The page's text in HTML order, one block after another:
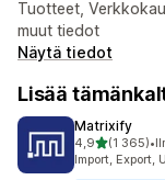
Tuotteet,
muut tiedot
Näytä tiedot
Lisää
Matrixify
4,9/ 5 tähteä
(1 365)
1365 •
Import, Export,